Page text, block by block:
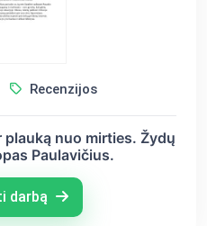
Recenzijos
plauką nuo mirties. Žydų
Paulavičius.
darbą